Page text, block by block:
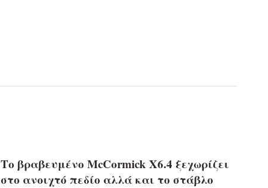
Το βραβευμένο McCormick Χ6.4 ξεχωρίζει
στο ανοιχτό πεδίο αλλά και το στάβλο